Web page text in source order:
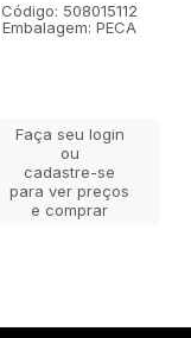
Código: 508015112
Embalagem: PECA
Faça seu login
ou
cadastre-se
para ver preços
e comprar